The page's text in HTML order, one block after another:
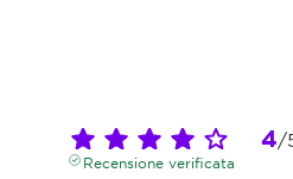
4/
Recensione verificata